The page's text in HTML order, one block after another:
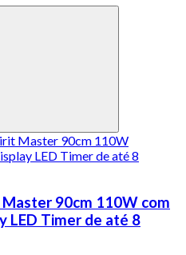
90cm 110W com
LED Timer de até 8